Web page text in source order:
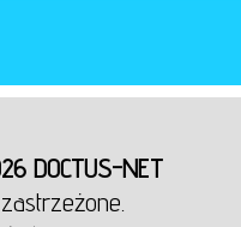
DOCTUS-NET